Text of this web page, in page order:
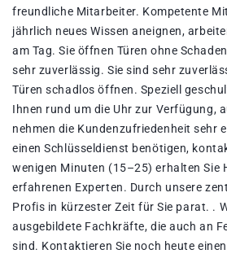
freundliche Mitarbeiter. Kompetente
jährlich neues Wissen aneignen,
am Tag. Sie öffnen Türen ohne
sehr zuverlässig. Sie sind sehr
Türen schadlos öffnen. Speziell
Ihnen rund um die Uhr zur Verfügung,
nehmen die Kundenzufriedenheit sehr
einen Schlüsseldienst benötigen,
wenigen Minuten (15–25) erhalten Sie
erfahrenen Experten. Durch unsere
Profis in kürzester Zeit für Sie parat. .
ausgebildete Fachkräfte, die auch an
sind. Kontaktieren Sie noch heute